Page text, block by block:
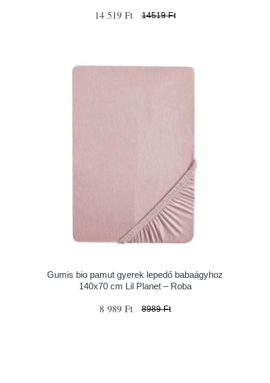
14 519 Ft 14519 Ft
Gumis bio pamut gyerek lepedő babaágyhoz
140x70 cm Lil Planet – Roba
8 989 Ft 8989 Ft